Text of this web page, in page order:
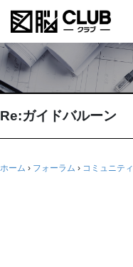
Re:ガイドバルーン
ホーム › フォーラム › コミュニティ